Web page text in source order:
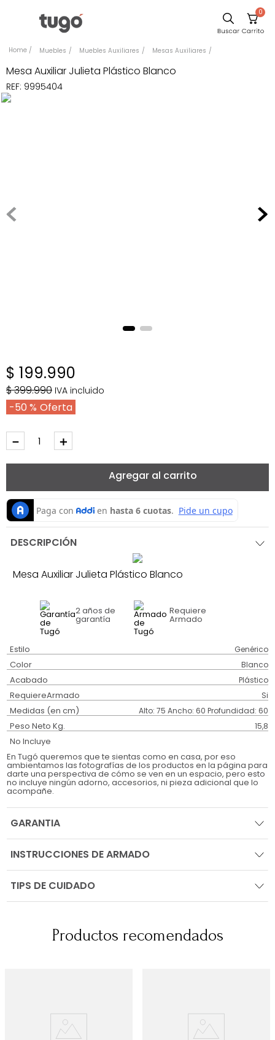
0
Muebles Muebles Auxiliares Mesas Auxiliares
Mesa Auxiliar Julieta Plástico Blanco
REF: 9995404
$ 199.990
$399.990 IVA incluido
50 %
＋
－
Agregar al carrito
DESCRIPCIÓN
Mesa Auxiliar Julieta Plástico Blanco
2 años de
garantía
Requiere
Armado
Estilo Genérico
Color Blanco
Acabado Plástico
RequiereArmado Si
Medidas (en cm) Alto: 75 Ancho: 60 Profundidad: 60
Peso Neto Kg. 15,8
No Incluye
En Tugó queremos que te sientas como en casa, por eso
ambientamos las fotografías de los productos en la página para
darte una perspectiva de cómo se ven en un espacio, pero esto
no incluye ningún adorno, accesorios, ni pieza adicional que lo
acompañe.
GARANTIA
INSTRUCCIONES DE ARMADO
TIPS DE CUIDADO
Productos recomendados
Comedor
Escritorio